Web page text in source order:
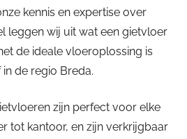
kennis en expertise over
leggen wij uit wat een gietvloer
de ideale vloeroplossing is
de regio Breda.
zijn perfect voor elke
tot kantoor, en zijn verkrijgbaar